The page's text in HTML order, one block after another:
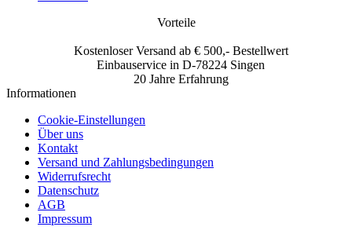
Vorteile
Kostenloser Versand ab € 500,- Bestellwert
Einbauservice in D-78224 Singen
20 Jahre Erfahrung
Informationen
Cookie-Einstellungen
Über uns
Kontakt
Versand und Zahlungsbedingungen
Widerrufsrecht
Datenschutz
AGB
Impressum